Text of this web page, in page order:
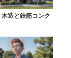
造と鉄筋コンク